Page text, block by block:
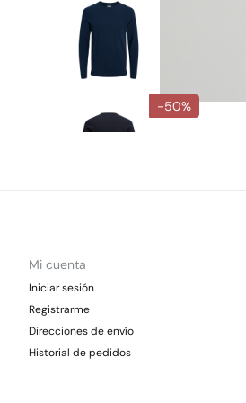
-50%
Mi cuenta
Iniciar sesión
Registrarme
Direcciones de envío
Historial de pedidos